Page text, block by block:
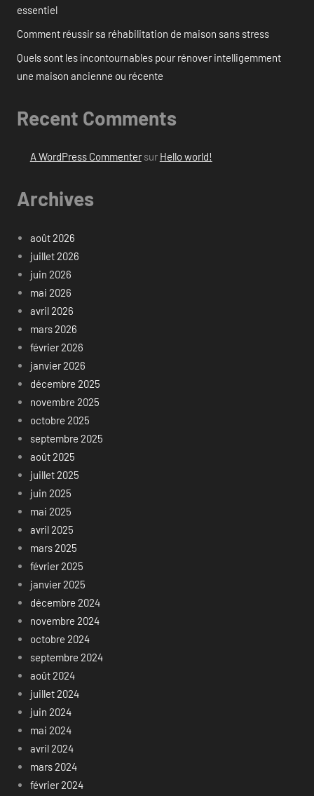
essentiel
Comment réussir sa réhabilitation de maison sans stress
Quels sont les incontournables pour rénover intelligemment
une maison ancienne ou récente
Recent Comments
A WordPress Commentersur Hello world!
Archives
août 2026
juillet 2026
juin 2026
mai 2026
avril 2026
mars 2026
février 2026
janvier 2026
décembre 2025
novembre 2025
octobre 2025
septembre 2025
août 2025
juillet 2025
juin 2025
mai 2025
avril 2025
mars 2025
février 2025
janvier 2025
décembre 2024
novembre 2024
octobre 2024
septembre 2024
août 2024
juillet 2024
juin 2024
mai 2024
avril 2024
mars 2024
février 2024